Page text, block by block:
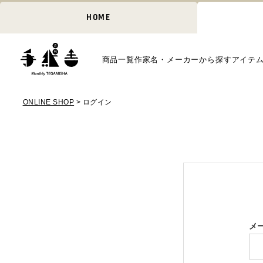
HOME
商品一覧作家名・メーカーから探す アイテ
ONLINE SHOP ログイン
メ